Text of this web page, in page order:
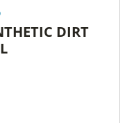
DIRT